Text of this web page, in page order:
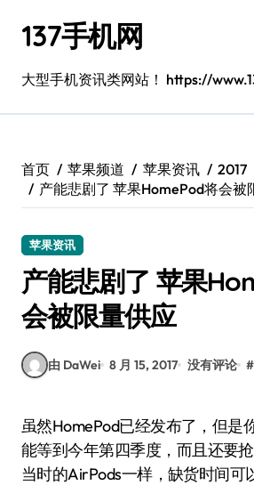
137手机网
大型手机资讯类网站！ https://
首页 苹果频道 苹果资讯
2017
产能悲剧了 苹果HomePod将会被
苹果资讯
产能悲剧了 苹果
会被限量供应
由 DaWei 8 月 15, 2017 没有评论 #
虽然HomePod已经发布了，但是你想要买到它，只
能等到今年第四季度，而且还要
当时的AirPods一样，缺货时间可